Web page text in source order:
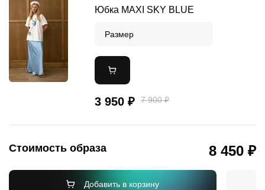
Юбка MAXI SKY BLUE
Размер
3 950 ₽ 7 900 ₽
Стоимость образа 8 450 ₽
Добавить в корзину